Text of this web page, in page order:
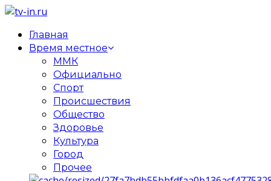
Главная
Время местное
ММК
Официально
Спорт
Происшествия
Общество
Здоровье
Культура
Город
Прочее